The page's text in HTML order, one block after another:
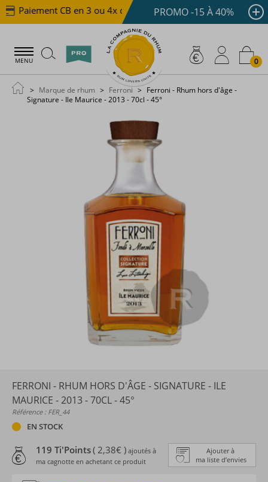
Paiement CB en 3 ou 4x dès 100 € Livraison offerte
PROMO -15 À 40%
MENU 0
Marque de rhum Ferroni
Ferroni - Rhum hors d'âge -
Signature - Ile Maurice - 2013 - 70cl - 45°
FERRONI - RHUM HORS D'ÂGE - SIGNATURE - ILE
MAURICE - 2013 - 70CL - 45°
Référence : FER_44
EN STOCK
Ajouter à
ma liste d’envies
119 Ti'Points( 2,38€ ) ajoutés à
ma cagnotte en achetant ce produit